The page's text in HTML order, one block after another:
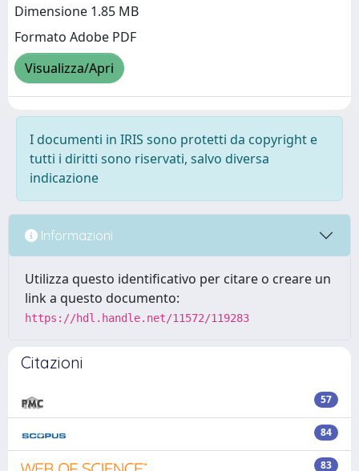
Dimensione 1.85 MB
Formato Adobe PDF
Visualizza/Apri
I documenti in IRIS sono protetti da copyright e
tutti i diritti sono riservati, salvo diversa
indicazione
Informazioni
Utilizza questo identificativo per citare o creare un
link a questo documento:
https://hdl.handle.net/11572/119283
Citazioni
57
84
83